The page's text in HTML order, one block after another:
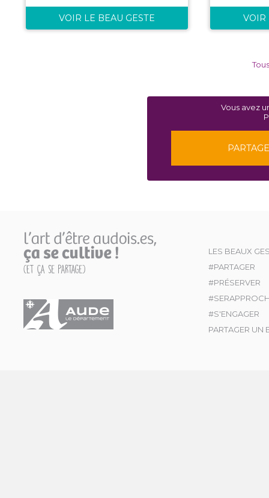
VOIR LE BEAU GESTE VOIR
Vous avez
LES BEAUX
#PARTAGER
#PRÉSERVER
#S'ENGAGER
PARTAGER UN